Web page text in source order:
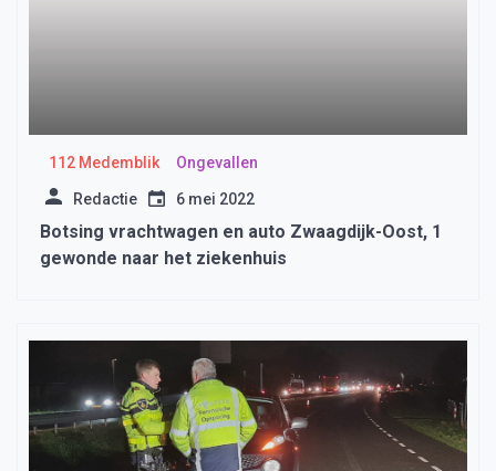
112 Medemblik Ongevallen
Redactie 6 mei 2022
Botsing vrachtwagen en auto Zwaagdijk-Oost, 1
gewonde naar het ziekenhuis